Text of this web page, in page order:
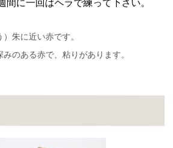
間に一回はヘラで練って下さい。
朱に近い赤です。
のある赤で、粘りがあります。